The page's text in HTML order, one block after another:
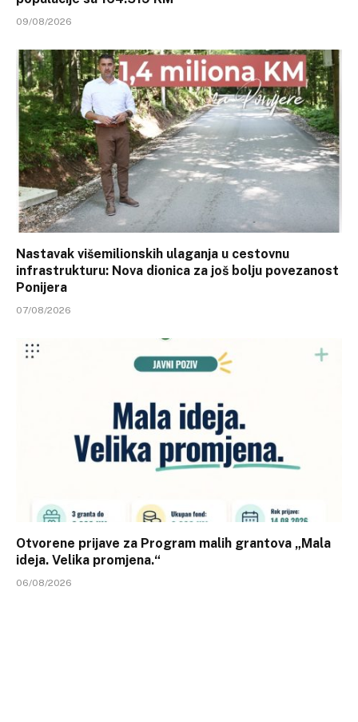
09/08/2026
Nastavak višemilionskih ulaganja u cestovnu
infrastrukturu: Nova dionica za još bolju povezanost
Ponijera
07/08/2026
Otvorene prijave za Program malih grantova „Mala
ideja. Velika promjena.“
06/08/2026